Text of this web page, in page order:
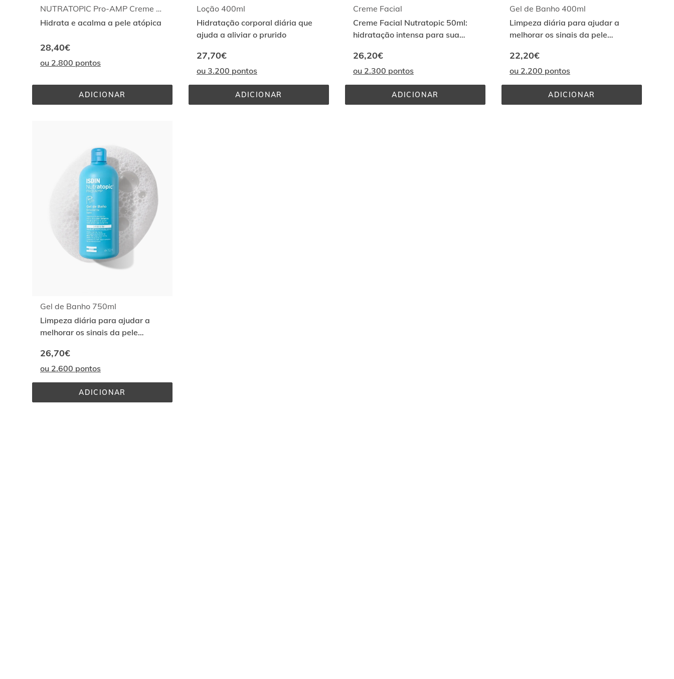
NUTRATOPIC Pro-AMP Creme Corporal Emoliente
Hidrata e acalma a pele atópica
28,40€
ou 2.800 pontos
ADICIONARNUTRATOPIC
PRO-
Loção 400ml
Hidratação corporal diária que
ajuda a aliviar o prurido
27,70€
ou 3.200 pontos
ADICIONAR
LOÇÃO
400ML
Creme Facial
Creme Facial Nutratopic 50ml:
hidratação intensa para sua
26,20€
ou 2.300 pontos
ADICIONAR
CREME
FACIAL
Gel de Banho 400ml
Limpeza diária para ajudar a
melhorar os sinais da pele
22,20€
ou 2.200 pontos
ADICIONAR
GEL
DE
Gel de Banho 750ml
Limpeza diária para ajudar a
melhorar os sinais da pele
26,70€
ou 2.600 pontos
ADICIONAR
GEL
DE